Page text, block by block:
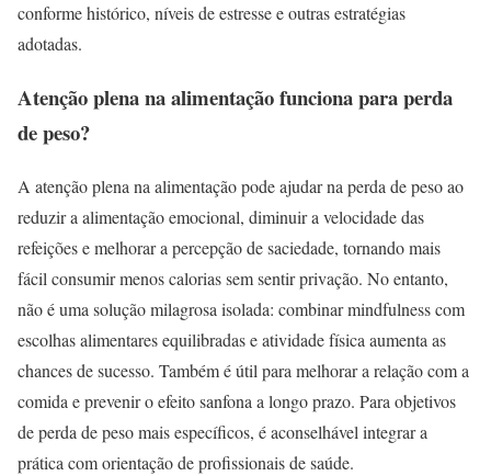
conforme histórico, níveis de estresse e outras estratégias
adotadas.
Atenção plena na alimentação funciona para perda
de peso?
A atenção plena na alimentação pode ajudar na perda de peso ao
reduzir a alimentação emocional, diminuir a velocidade das
refeições e melhorar a percepção de saciedade, tornando mais
fácil consumir menos calorias sem sentir privação. No entanto,
não é uma solução milagrosa isolada: combinar mindfulness com
escolhas alimentares equilibradas e atividade física aumenta as
chances de sucesso. Também é útil para melhorar a relação com a
comida e prevenir o efeito sanfona a longo prazo. Para objetivos
de perda de peso mais específicos, é aconselhável integrar a
prática com orientação de profissionais de saúde.